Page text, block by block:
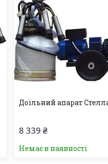
Доїльний апарат
8 339 ₴
Немає в наявності